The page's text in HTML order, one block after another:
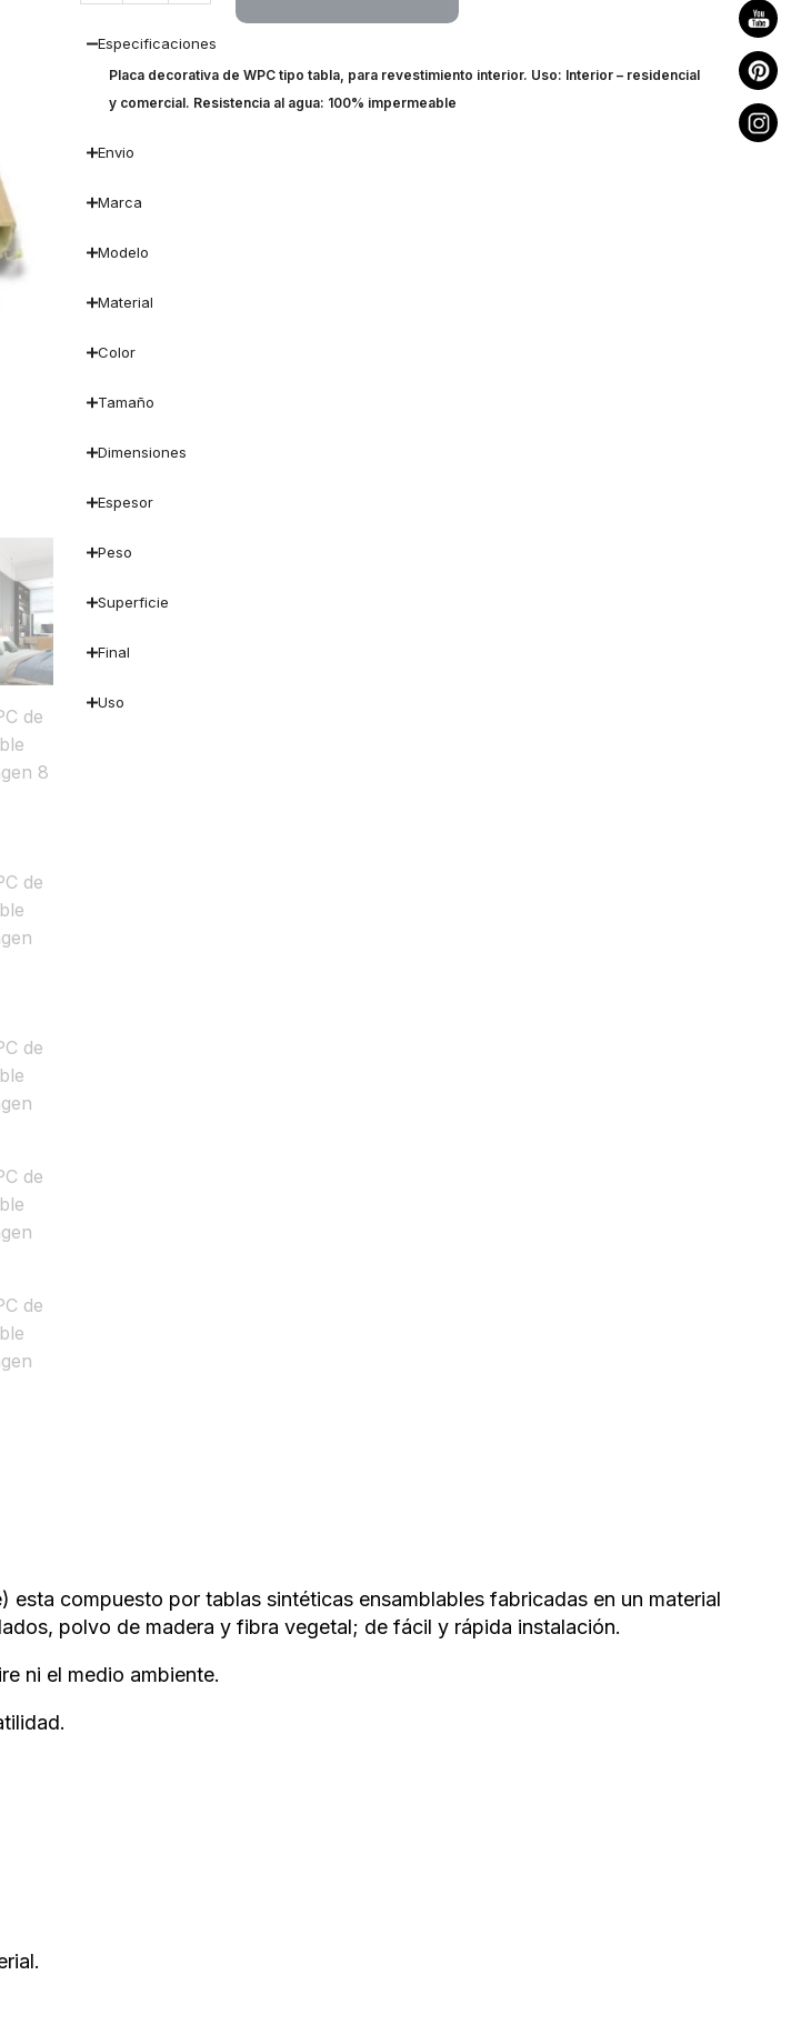
Especificaciones
Placa decorativa de WPC tipo tabla, para revestimiento interior. Uso: Interior – residencial
y comercial. Resistencia al agua: 100% impermeable
Envio
Marca
Modelo
Material
Color
Tamaño
Dimensiones
Espesor
Peso
Superficie
Final
Uso
compuesto por tablas sintéticas ensamblables fabricadas en un material
polvo de madera y fibra vegetal; de fácil y rápida instalación.
ni el medio ambiente.